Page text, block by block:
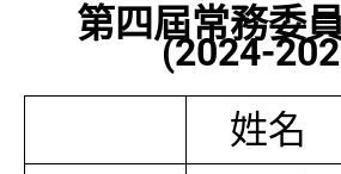
第四屆常務委
(2024-
姓名